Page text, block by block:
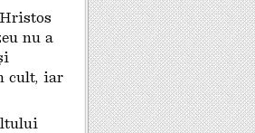
nu a
cult, iar